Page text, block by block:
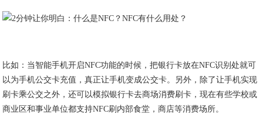
比如：当智能手机开启NFC功能的时候，把银行卡放在NFC识别处就可
以为手机公交卡充值，真正让手机变成公交卡。另外，除了让手机实现
刷卡乘公交之外，还可以模拟银行卡去商场消费刷卡，现在有些学校或
商业区和事业单位都支持NFC刷内部食堂，商店等消费场所。